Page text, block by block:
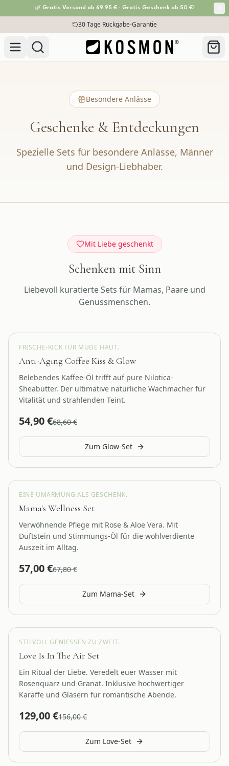
🌿 Gratis Versand ab 69,95 € · Gratis Geschenk ab 50 €!
Zum Inhalt springen30 Tage Rückgabe-Garantie
Besondere Anlässe
Geschenke & Entdeckungen
Spezielle Sets für besondere Anlässe, Männer
und Design-Liebhaber.
Mit Liebe geschenkt
Schenken mit Sinn
Liebevoll kuratierte Sets für Mamas, Paare und
Genussmenschen.
Glow Booster
FRISCHE-KICK FÜR MÜDE HAUT.
Anti-Aging Coffee Kiss & Glow
Belebendes Kaffee-Öl trifft auf pure Nilotica-
Sheabutter. Der ultimative natürliche Wachmacher für
Vitalität und strahlenden Teint.
54,90€68,60€
Zum Glow-Set
Danke Mama
EINE UMARMUNG ALS GESCHENK.
Mama's Wellness Set
Verwöhnende Pflege mit Rose & Aloe Vera. Mit
Duftstein und Stimmungs-Öl für die wohlverdiente
Auszeit im Alltag.
57,00€67,80€
Zum Mama-Set
Romantik Edition
STILVOLL GENIESSEN ZU ZWEIT.
Love Is In The Air Set
Ein Ritual der Liebe. Veredelt euer Wasser mit
Rosenquarz und Granat. Inklusive hochwertiger
Karaffe und Gläsern für romantische Abende.
129,00€156,00€
Zum Love-Set